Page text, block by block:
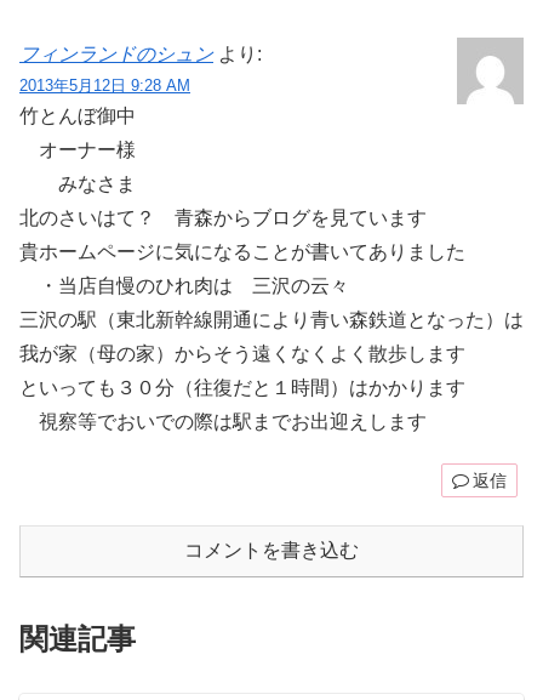
フィンランドのシュン より:
2013年5月12日 9:28 AM
竹とんぼ御中
オーナー様
みなさま
北のさいはて？ 青森からブログを見ています
貴ホームページに気になることが書いてありました
・当店自慢のひれ肉は 三沢の云々
三沢の駅（東北新幹線開通により青い森鉄道となった）は
我が家（母の家）からそう遠くなくよく散歩します
といっても３０分（往復だと１時間）はかかります
視察等でおいでの際は駅までお出迎えします
返信
コメントを書き込む
関連記事